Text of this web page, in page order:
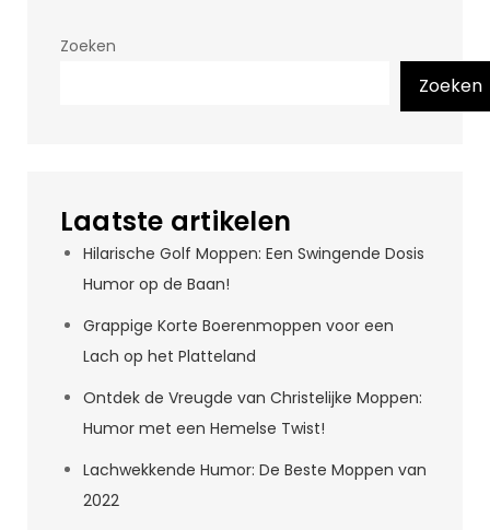
Zoeken
Zoeken
Laatste artikelen
Hilarische Golf Moppen: Een Swingende Dosis
Humor op de Baan!
Grappige Korte Boerenmoppen voor een
Lach op het Platteland
Ontdek de Vreugde van Christelijke Moppen:
Humor met een Hemelse Twist!
Lachwekkende Humor: De Beste Moppen van
2022